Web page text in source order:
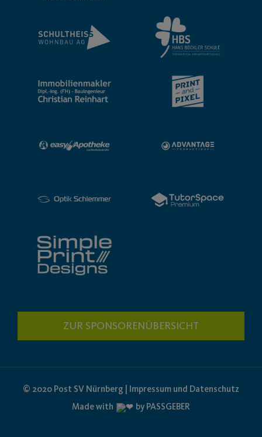
ZUR SPONSORENÜBERSICHT
© 2020 Post SV Nürnberg | Impressum und Datenschutz
Made with
by PASSGEBER